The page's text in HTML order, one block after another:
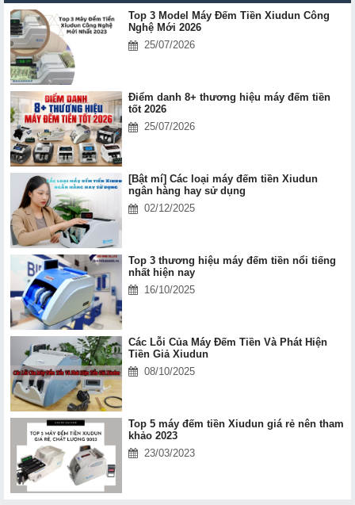
Top 3 Model Máy Đếm Tiền Xiudun Công
Nghệ Mới 2026
25/07/2026
Điểm danh 8+ thương hiệu máy đếm tiền
tốt 2026
25/07/2026
[Bật mí] Các loại máy đếm tiền Xiudun
ngân hàng hay sử dụng
02/12/2025
Top 3 thương hiệu máy đếm tiền nổi tiếng
nhất hiện nay
16/10/2025
Các Lỗi Của Máy Đếm Tiền Và Phát Hiện
Tiền Giả Xiudun
08/10/2025
Top 5 máy đếm tiền Xiudun giá rẻ nên tham
khảo 2023
23/03/2023